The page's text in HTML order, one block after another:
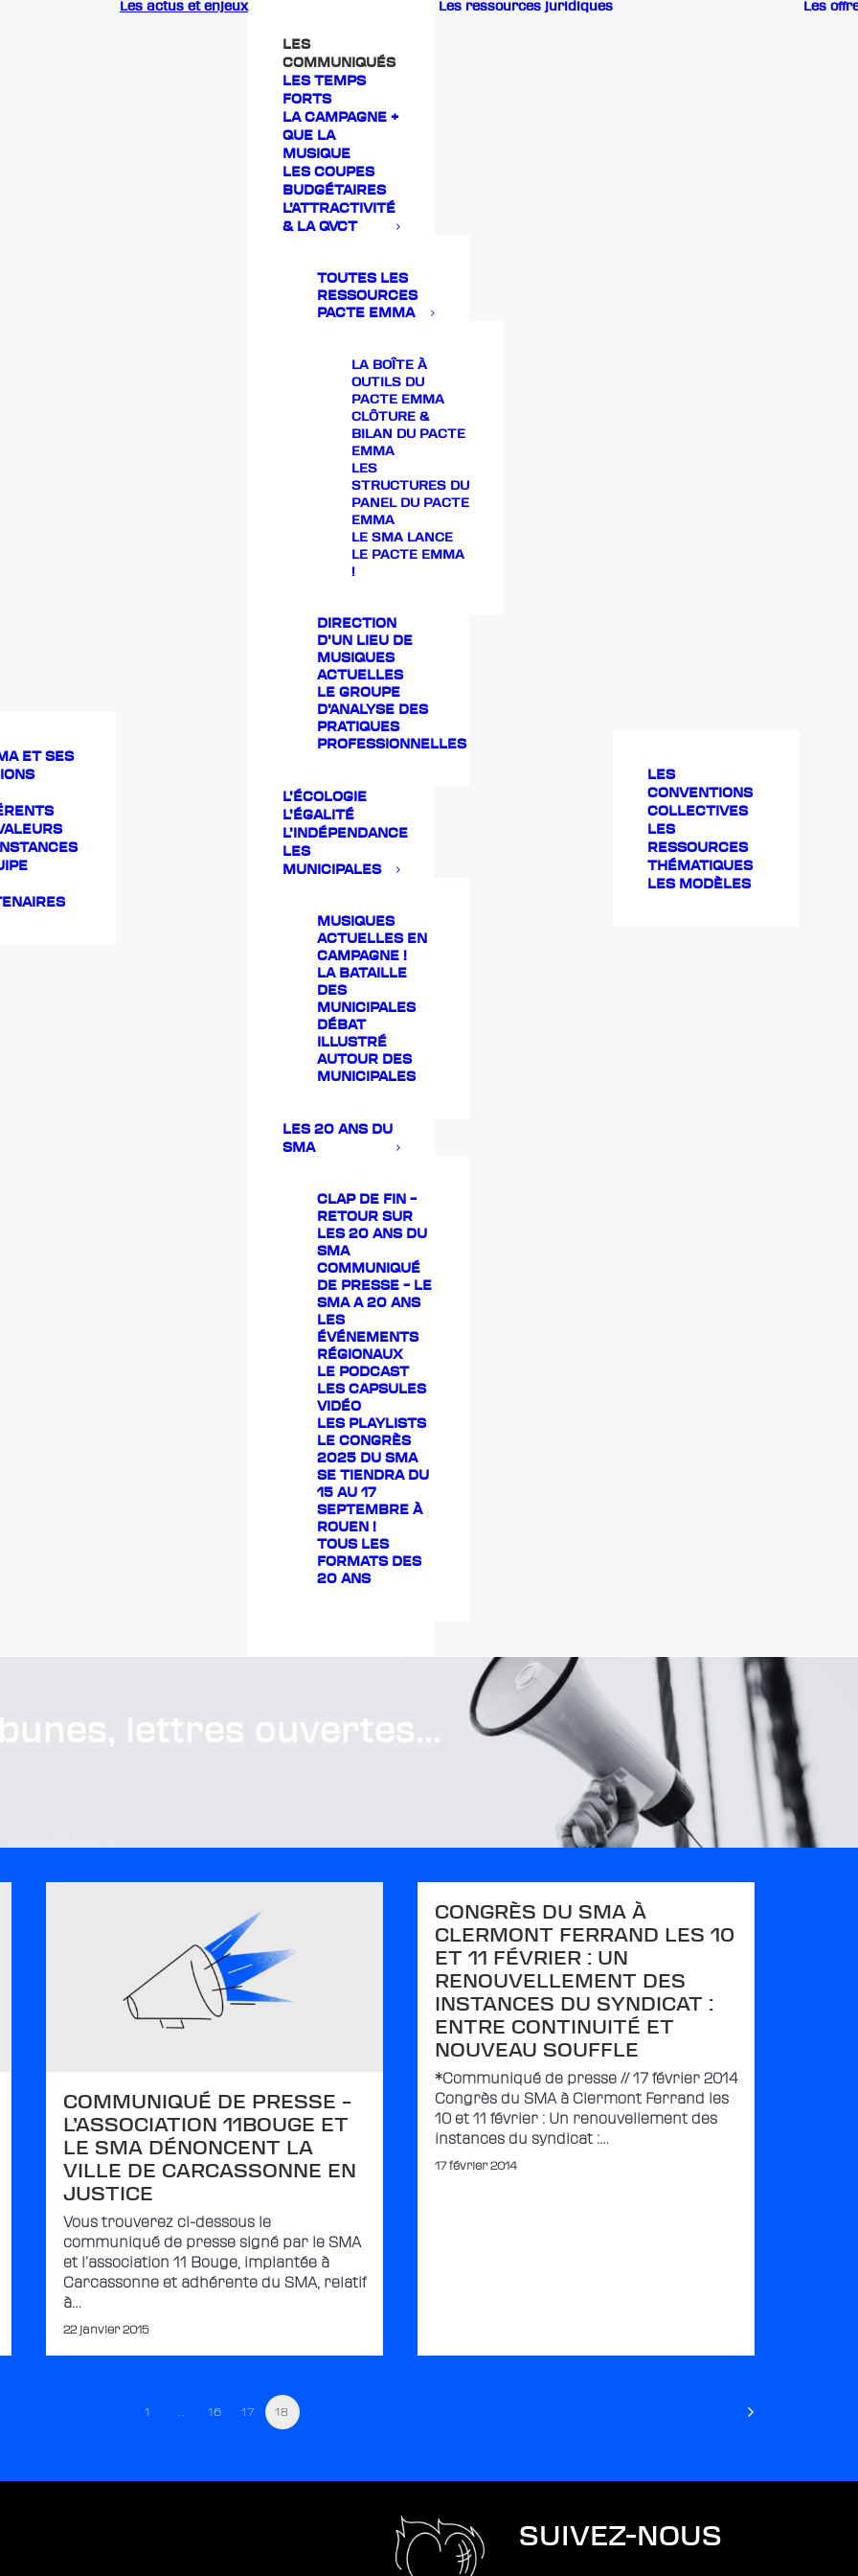
ET SES
Les actus et enjeux
LES
COMMUNIQUÉS
LES TEMPS
FORTS
LA CAMPAGNE +
QUE LA
MUSIQUE
LES COUPES
BUDGÉTAIRES
L’ATTRACTIVITÉ
& LA QVCT
TOUTES LES
RESSOURCES
PACTE EMMA
LA BOÎTE À
OUTILS DU
PACTE EMMA
CLÔTURE &
BILAN DU PACTE
EMMA
LES
STRUCTURES DU
PANEL DU PACTE
EMMA
LE SMA LANCE
LE PACTE EMMA
!
DIRECTION
D’UN LIEU DE
MUSIQUES
ACTUELLES
LE GROUPE
D’ANALYSE DES
PRATIQUES
PROFESSIONNELLES
L’ÉCOLOGIE
L’ÉGALITÉ
L’INDÉPENDANCE
LES
MUNICIPALES
MUSIQUES
ACTUELLES EN
CAMPAGNE !
LA BATAILLE
DES
MUNICIPALES
DÉBAT
ILLUSTRÉ
AUTOUR DES
MUNICIPALES
LES 20 ANS DU
SMA
CLAP DE FIN –
RETOUR SUR
LES 20 ANS DU
SMA
COMMUNIQUÉ
DE PRESSE – LE
SMA A 20 ANS
LES
ÉVÉNEMENTS
RÉGIONAUX
LE PODCAST
LES CAPSULES
VIDÉO
LES PLAYLISTS
LE CONGRÈS
2025 DU SMA
SE TIENDRA DU
15 AU 17
SEPTEMBRE À
ROUEN !
TOUS LES
FORMATS DES
20 ANS
Les ressources juridiques
LES
CONVENTIONS
COLLECTIVES
LES
RESSOURCES
THÉMATIQUES
LES MODÈLES
Les
lettres ouvertes...
COMMUNIQUÉ DE PRESSE –
L’ASSOCIATION 11BOUGE ET
LE SMA DÉNONCENT LA
VILLE DE CARCASSONNE EN
JUSTICE
Vous trouverez ci-dessous le
communiqué de presse signé par le SMA
et l’association 11 Bouge, implantée à
Carcassonne et adhérente du SMA, relatif
à…
22 janvier 2015
CONGRÈS DU SMA À
CLERMONT FERRAND LES 10
ET 11 FÉVRIER : UN
RENOUVELLEMENT DES
INSTANCES DU SYNDICAT :
ENTRE CONTINUITÉ ET
NOUVEAU SOUFFLE
*Communiqué de presse // 17 février 2014
Congrès du SMA à Clermont Ferrand les
10 et 11 février : Un renouvellement des
instances du syndicat :…
17 février 2014
1 16 17 18
SUIVEZ-NOUS